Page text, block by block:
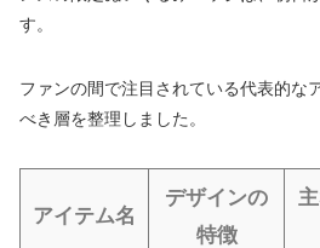
す。
ファンの間で注目されている代表的な
べき層を整理しました。
アイテム名
デザインの
特徴